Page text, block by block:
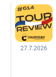
27.7.2026